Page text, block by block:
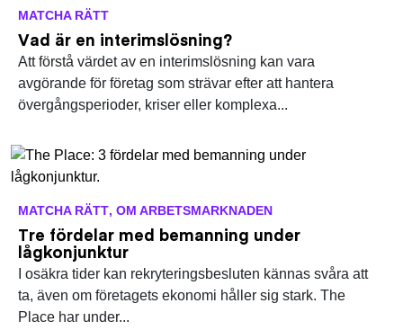
MATCHA RÄTT
Vad är en interimslösning?
Att förstå värdet av en interimslösning kan vara
avgörande för företag som strävar efter att hantera
övergångsperioder, kriser eller komplexa...
MATCHA RÄTT, OM ARBETSMARKNADEN
Tre fördelar med bemanning under
lågkonjunktur
I osäkra tider kan rekryteringsbesluten kännas svåra att
ta, även om företagets ekonomi håller sig stark. The
Place har under...